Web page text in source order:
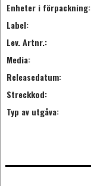
Enheter i förpackning:
Label:
Lev. Artnr.:
Media:
Releasedatum:
Streckkod:
Typ av utgåva: